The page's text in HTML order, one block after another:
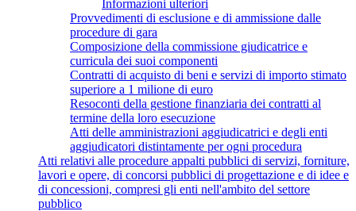
Informazioni ulteriori
Provvedimenti di esclusione e di ammissione dalle
procedure di gara
Composizione della commissione giudicatrice e
curricula dei suoi componenti
Contratti di acquisto di beni e servizi di importo stimato
superiore a 1 milione di euro
Resoconti della gestione finanziaria dei contratti al
termine della loro esecuzione
Atti delle amministrazioni aggiudicatrici e degli enti
aggiudicatori distintamente per ogni procedura
Atti relativi alle procedure appalti pubblici di servizi, forniture,
lavori e opere, di concorsi pubblici di progettazione e di idee e
di concessioni, compresi gli enti nell'ambito del settore
pubblico